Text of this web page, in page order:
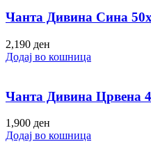
Чанта Дивина Сина
2,190 ден
Додај во кошница
Чанта Дивина Црвена
1,900 ден
Додај во кошница